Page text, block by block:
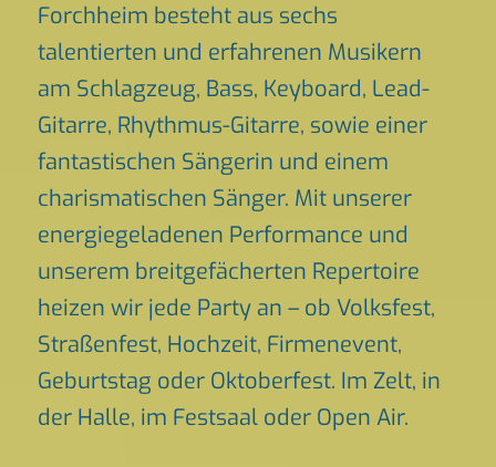
Forchheim besteht aus sechs
talentierten und erfahrenen Musikern
am Schlagzeug, Bass, Keyboard, Lead-
Gitarre, Rhythmus-Gitarre, sowie einer
fantastischen Sängerin und einem
charismatischen Sänger. Mit unserer
energiegeladenen Performance und
unserem breitgefächerten Repertoire
heizen wir jede Party an – ob Volksfest,
Straßenfest, Hochzeit, Firmenevent,
Geburtstag oder Oktoberfest. Im Zelt, in
der Halle, im Festsaal oder Open Air.